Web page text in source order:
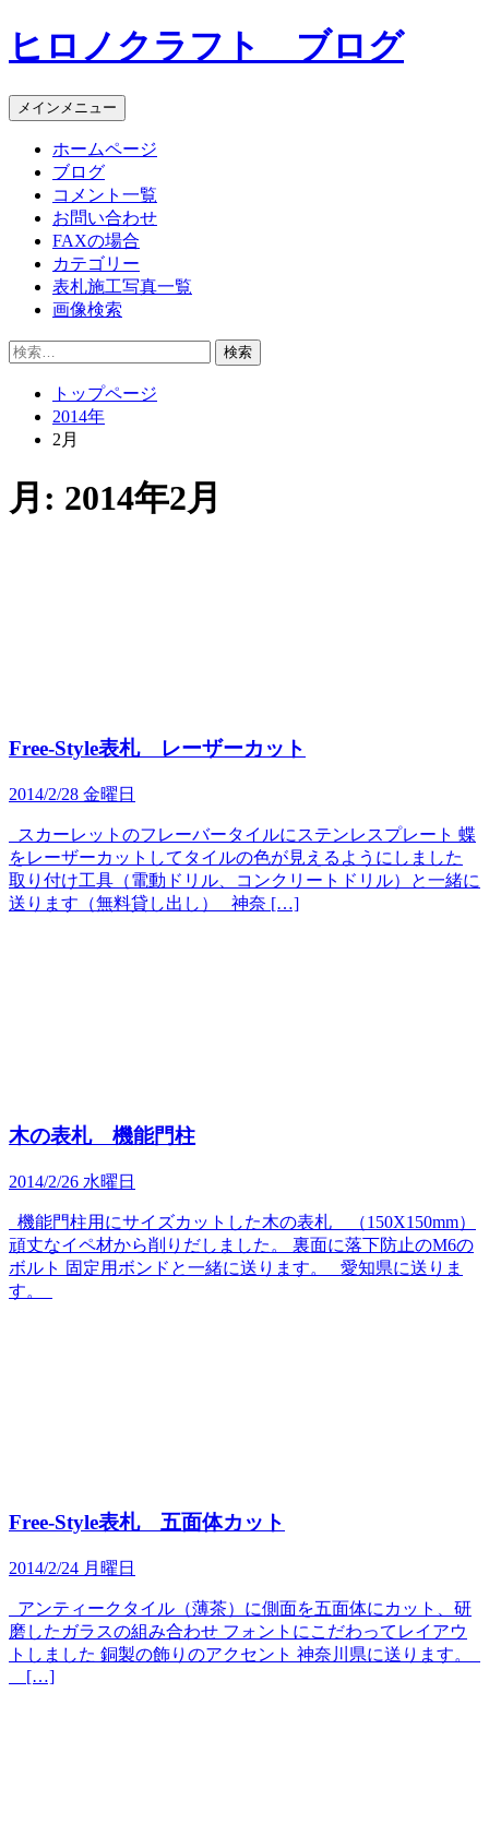
コ
ン
ン
ツ
ヒロノクラフト ブログ
メインメニュー
ホームページ
ブログ
コメント一覧
お問い合わせ
FAXの場合
カテゴリー
表札施工写真一覧
画像検索
検
トップページ
2014年
2月
月: 2014年2月
Free-Style表札 レーザーカット
2014/2/28 金曜日
スカーレットのフレーバータイルにステンレスプレート 蝶
をレーザーカットしてタイルの色が見えるようにしました
取り付け工具（電動ドリル、コンクリートドリル）と一緒に
送ります（無料貸し出し） 神奈 […]
木の表札 機能門柱
2014/2/26 水曜日
機能門柱用にサイズカットした木の表札 （150X150mm）
頑丈なイペ材から削りだしました。 裏面に落下防止のM6の
ボルト 固定用ボンドと一緒に送ります。 愛知県に送りま
す。
Free-Style表札 五面体カット
2014/2/24 月曜日
アンティークタイル（薄茶）に側面を五面体にカット、研
磨したガラスの組み合わせ フォントにこだわってレイアウ
トしました 銅製の飾りのアクセント 神奈川県に送ります。
[…]